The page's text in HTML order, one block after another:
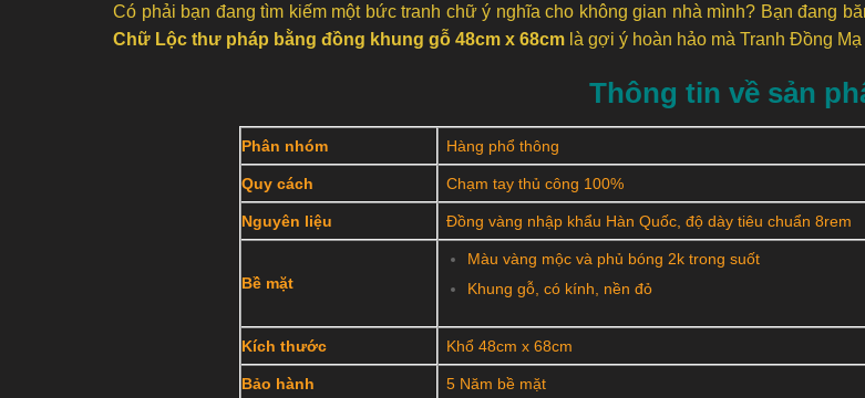
Có phải bạn đang tìm kiếm một bức tranh chữ ý nghĩa cho không gian nhà mình? Bạn đang
Chữ Lộc thư pháp bằng đồng khung gỗ 48cm x 68cm là gợi ý hoàn hảo mà Tranh Đồng
Thông tin về sản
Phân nhóm Hàng phổ thông
Quy cách Chạm tay thủ công 100%
Nguyên liệu Đồng vàng nhập khẩu Hàn Quốc, độ dày tiêu chuẩn 8rem
Bề mặt
Màu vàng mộc và phủ bóng 2k trong suốt
Khung gỗ, có kính, nền đỏ
Kích thước Khổ 48cm x 68cm
Bảo hành 5 Năm bề mặt